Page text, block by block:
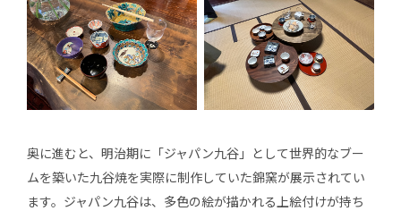
奥に進むと、明治期に「ジャパン九谷」として世界的なブー
ムを築いた九谷焼を実際に制作していた錦窯が展示されてい
ます。ジャパン九⾕は、多色の絵が描かれる上絵付けが持ち